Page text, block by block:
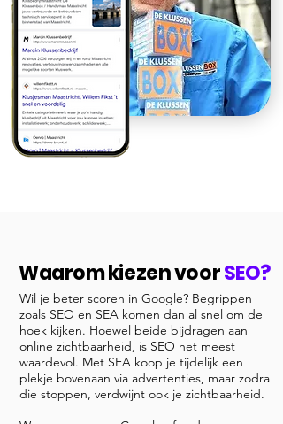
Waarom kiezen voorSEO?
Wil je beter scoren in Google? Begrippen
zoals SEO en SEA komen dan al snel om de
hoek kijken. Hoewel beide bijdragen aan
online zichtbaarheid, is SEO het meest
waardevol. Met SEA koop je tijdelijk een
plekje bovenaan via advertenties, maar zodra
die stoppen, verdwijnt ook je zichtbaarheid.